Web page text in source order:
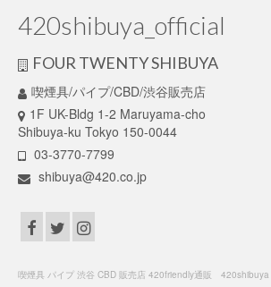
420shibuya_official
FOUR TWENTY SHIBUYA
喫煙具/パイプ/CBD/渋谷販売店
1F UK-Bldg 1-2 Maruyama-cho
Shibuya-ku Tokyo 150-0044
03-3770-7799
shibuya@420.co.jp
喫煙具 パイプ 渋谷 CBD 販売店 420friendly通販